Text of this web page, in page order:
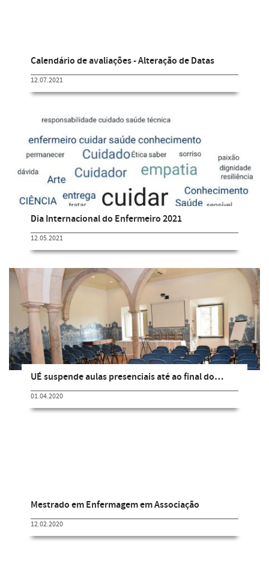
Calendário de avaliações - Alteração de Datas
12.07.2021
Dia Internacional do Enfermeiro 2021
12.05.2021
UÉ suspende aulas presenciais até ao final do…
01.04.2020
Mestrado em Enfermagem em Associação
12.02.2020